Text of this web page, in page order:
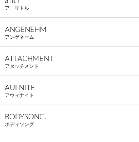
ア リトル
ANGENEHM
アンゲネーム
ATTACHMENT
アタッチメント
AUI NITE
アウィナイト
BODYSONG.
ボディソング